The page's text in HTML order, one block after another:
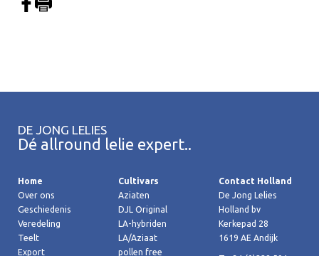
DE JONG LELIES
Dé allround lelie expert..
Home
Over ons
Geschiedenis
Veredeling
Teelt
Export
Cultivars
Aziaten
DJL Original
LA-hybriden
LA/Aziaat
pollen free
Contact Holland
De Jong Lelies
Holland bv
Kerkepad 28
1619 AE Andijk